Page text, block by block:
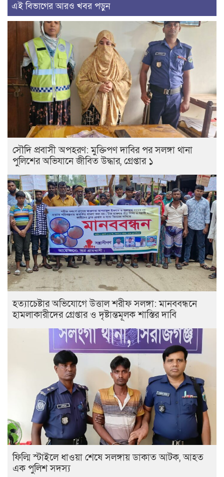
এই বিভাগের আরও খবর পড়ুন
সৌদি প্রবাসী অপহরণ: মুক্তিপণ দাবির পর সলঙ্গা থানা
পুলিশের অভিযানে জীবিত উদ্ধার, গ্রেপ্তার ১
হত্যাচেষ্টার অভিযোগে উত্তাল শরীফ সলঙ্গা: মানববন্ধনে
হামলাকারীদের গ্রেপ্তার ও দৃষ্টান্তমূলক শাস্তির দাবি
ফিল্মি স্টাইলে ধাওয়া শেষে সলঙ্গায় ডাকাত আটক, আহত
এক পুলিশ সদস্য